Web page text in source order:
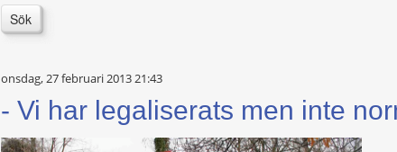
Sök
onsdag, 27 februari 2013 21:43
- Vi har legaliserats men inte